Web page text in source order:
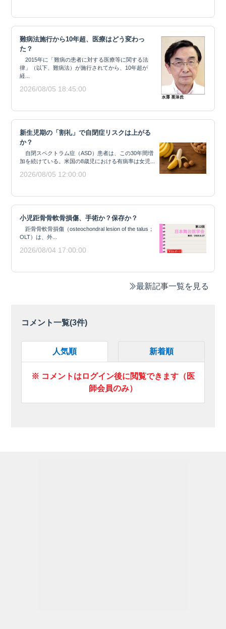
難病法施行から10年超、医療はどう変わっ
た？
2015年に「難病の患者に対する医療等に関する法
律」（以下、難病法）が施行されてから、10年超が
経...
2026/08/05 18:45:00
新生児期の「割礼」で自閉症リスクは上がる
か？
自閉スペクトラム症（ASD）患者は、この30年間増
加を続けている。米国の8歳児における有病率は女児...
2026/08/05 12:00:00
小児距骨骨軟骨損傷、手術か？保存か？
距骨骨軟骨損傷（osteochondral lesion of the talus；
OLT）は、外...
2026/08/04 17:00:00
最新記事一覧を見る
コメント一覧(3件)
人気順 新着順
※ コメントはログイン後に閲覧できます（医
師会員のみ）